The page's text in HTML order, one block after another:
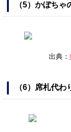
（5）かぼちゃ
出典：
（6）席札代わ